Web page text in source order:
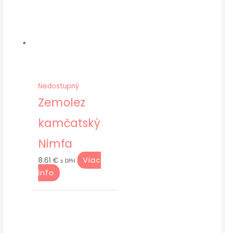
Nedostupný
Zemolez
kamčatský
Nimfa
8.61 € s DPH
Viac
info